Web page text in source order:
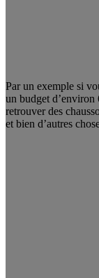
Par un exemple si
un budget d’environ
retrouver des
et bien d’autres